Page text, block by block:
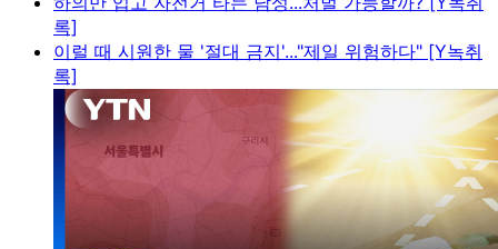
록]
이럴 때 시원한 물 '절대 금지'..."제일 위험하다" [Y녹취
록]